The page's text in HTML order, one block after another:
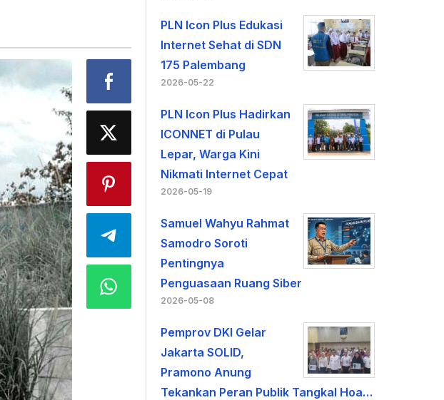
PLN Icon Plus Edukasi
Internet Sehat di SDN
175 Palembang
2026-05-22
PLN Icon Plus Hadirkan
ICONNET di Pulau
Lepar, Warga Kini
Nikmati Internet Cepat
2026-05-19
Samuel Wahyu Rahmat
Samodro Soroti
Pentingnya
Penguasaan Ruang Siber
2026-05-08
Pemprov DKI Gelar
Jakarta SOLID,
Pramono Anung
Tekankan Peran Publik Tangkal Hoa…